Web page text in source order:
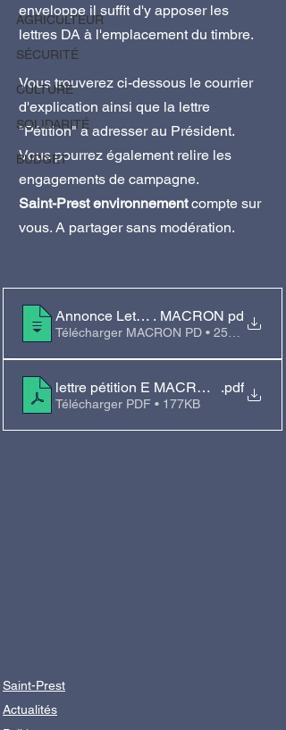
AGRICULTEUR
SÉCURITÉ
CULTURE
SOLIDARITÉ
BUDGET
enveloppe il suffit d'y apposer les
lettres DA à l'emplacement du timbre.
Vous trouverez ci-dessous le courrier
d'explication ainsi que la lettre
"Pétition" a adresser au Président.
Vous pourrez également relire les
engagements de campagne.
Saint-Prest environnement compte sur
vous. A partager sans modération.
Annonce Lettre pétition à E
. MACRON pd
Télécharger MACRON PD • 252KB
lettre pétition E MACRON pdf
.pdf
Télécharger PDF • 177KB
Saint-Prest
Actualités